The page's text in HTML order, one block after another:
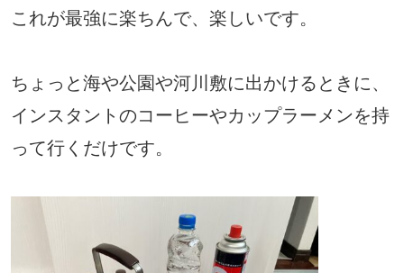
これが最強に楽ちんで、楽しいです。
ちょっと海や公園や河川敷に出かけるときに、
インスタントのコーヒーやカップラーメンを持
って行くだけです。